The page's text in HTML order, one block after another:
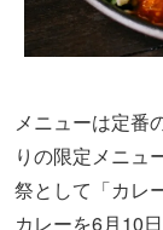
メニューは定番
りの限定メニュ
祭として「カレ
カレーを6月10